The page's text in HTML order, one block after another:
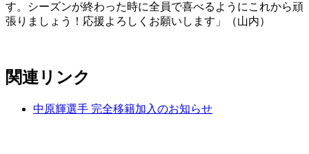
す。シーズンが終わった時に全員で喜べるようにこれから頑
張りましょう！応援よろしくお願いします」（山内）
関連リンク
中原輝選手 完全移籍加入のお知らせ